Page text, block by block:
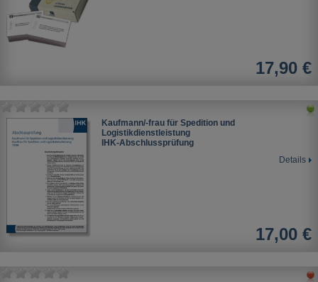
17,90 €
Kaufmann/-frau für Spedition und
Logistikdienstleistung
IHK-Abschlussprüfung
Details
17,00 €